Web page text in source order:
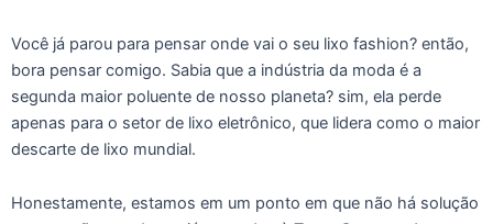
Você já parou para pensar onde vai o seu lixo fashion? então,
bora pensar comigo. Sabia que a indústria da moda é a
segunda maior poluente de nosso planeta? sim, ela perde
apenas para o setor de lixo eletrônico, que lidera como o maior
descarte de lixo mundial.
Honestamente, estamos em um ponto em que não há solução